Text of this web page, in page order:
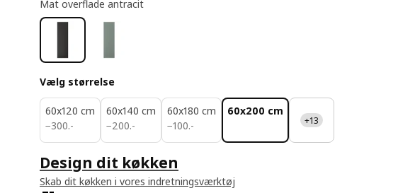
Mat overflade antracit
Vælg størrelse
60x120 cm
−300.-
300.-
60x140 cm
−200.-
200.-
60x180 cm
−100.-
100.-
60x200 cm
+13
Design dit køkken
Skab dit køkken i vores indretningsværktøj